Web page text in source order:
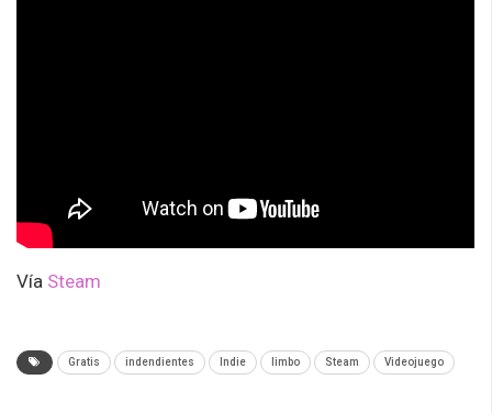
Vía Steam
Gratis indendientes Indie limbo Steam Videojuego